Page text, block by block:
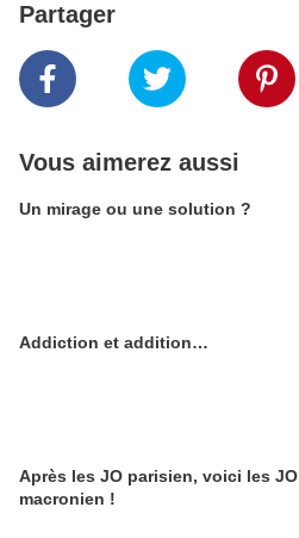
Partager
Vous aimerez aussi
Un mirage ou une solution ?
Addiction et addition…
Après les JO parisien, voici les JO
macronien !